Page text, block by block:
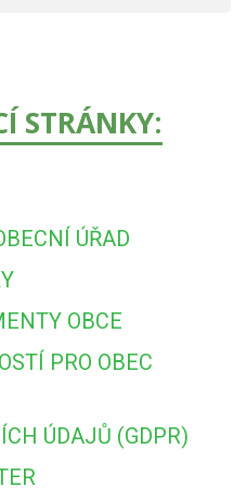
STRÁNKY:
ÚŘAD
OBCE
PRO OBEC
ÚDAJŮ (GDPR)